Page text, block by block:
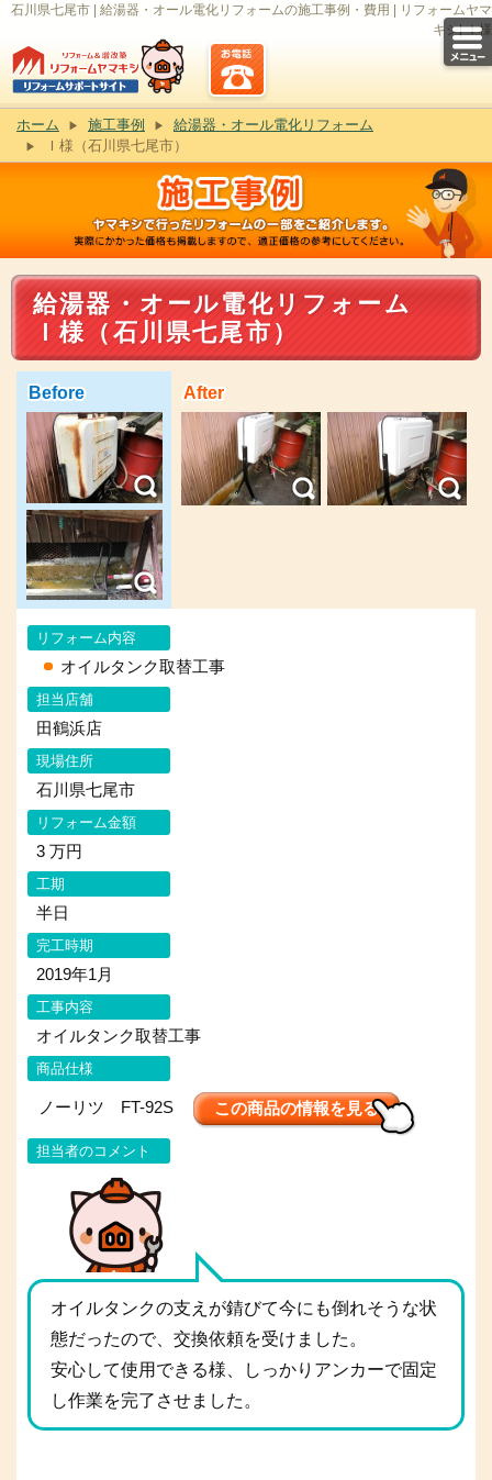
石川県七尾市 | 給湯器・オール電化リフォームの施工事例・費用 | リフォームヤマ
キシ| Ｉ様
ホーム 施工事例
給湯器・オール電化リフォーム
Ｉ様（石川県七尾市）
給湯器・オール電化リフォーム
Ｉ様（石川県七尾市）
Before After
リフォーム内容
オイルタンク取替工事
担当店舗
田鶴浜店
現場住所
石川県七尾市
リフォーム金額
3 万円
工期
半日
完工時期
2019年1月
工事内容
オイルタンク取替工事
商品仕様
ノーリツ FT-92S この商品の情報を見る
担当者のコメント
オイルタンクの支えが錆びて今にも倒れそうな状
態だったので、交換依頼を受けました。
安心して使用できる様、しっかりアンカーで固定
し作業を完了させました。